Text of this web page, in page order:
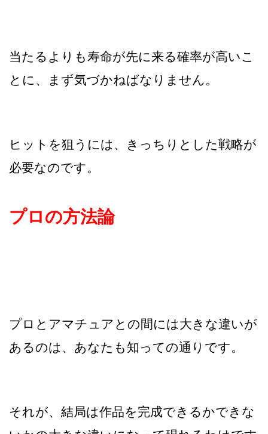
当たるよりも寿命が先に来る確率が高いこ
とに、まず気づかねばなりません。
ヒットを狙うには、きっちりとした戦略が
必要なのです。
プロの方法論
プロとアマチュアとの間には大きな違いが
あるのは、あなたも知っての通りです。
それが、結局は作品を完成できるかできな